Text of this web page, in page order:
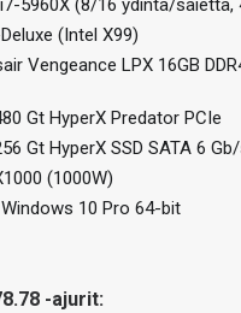
5960X (8/16 ydintä/säiettä,
(Intel X99)
Vengeance LPX 16GB
Gt HyperX Predator PCIe
Gt HyperX SSD SATA 6
(1000W)
10 Pro 64-bit
-ajurit: